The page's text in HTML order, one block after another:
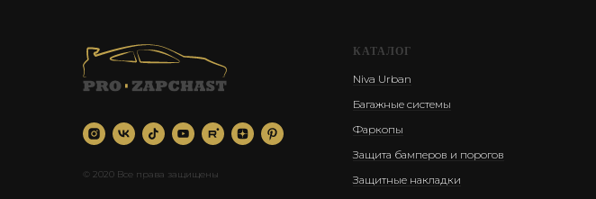
© 2020 Все права защищены
КАТАЛОГ
Niva Urban
Багажные системы
Фаркопы
Защита бамперов и порогов
Защитные накладки